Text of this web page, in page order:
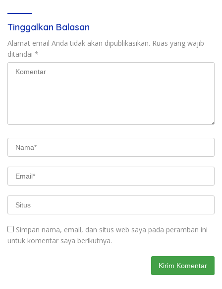
Tinggalkan Balasan
Alamat email Anda tidak akan dipublikasikan. Ruas yang wajib
ditandai *
Simpan nama, email, dan situs web saya pada peramban ini
untuk komentar saya berikutnya.